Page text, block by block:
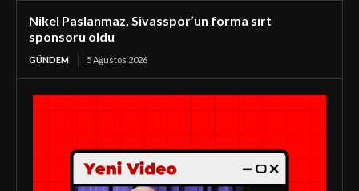
Nikel Paslanmaz, Sivasspor’un forma sırt
sponsoru oldu
GÜNDEM 5 Ağustos 2026